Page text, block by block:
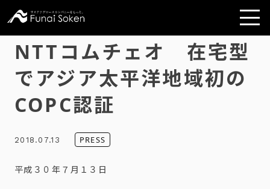
NTTコムチェオ 在宅型
でアジア太平洋地域初の
COPC認証
2018.07.13 PRESS
平成３０年７月１３日